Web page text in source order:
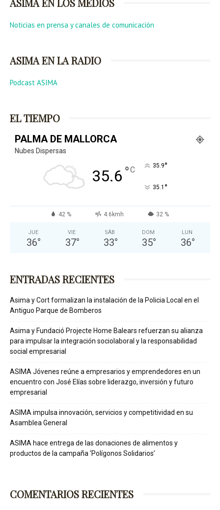
ASIMA EN LOS MEDIOS
Noticias en prensa y canales de comunicación
ASIMA EN LA RADIO
Podcast ASIMA
EL TIEMPO
PALMA DE MALLORCA
Nubes Dispersas
35.6 °C 35.9°
35.1 °
42 % 4.6kmh 32 %
JUE
36°
VIE
37°
SÁB
33°
DOM
35°
LUN
36°
ENTRADAS RECIENTES
Asima y Cort formalizan la instalación de la Policia Local en el
Antiguo Parque de Bomberos
Asima y Fundació Projecte Home Balears refuerzan su alianza
para impulsar la integración sociolaboral y la responsabilidad
social empresarial
ASIMA Jóvenes reúne a empresarios y emprendedores en un
encuentro con José Elías sobre liderazgo, inversión y futuro
empresarial
ASIMA impulsa innovación, servicios y competitividad en su
Asamblea General
ASIMA hace entrega de las donaciones de alimentos y
productos de la campaña ‘Polígonos Solidarios’
COMENTARIOS RECIENTES